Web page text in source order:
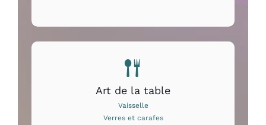
Art de la table
Vaisselle
Verres et carafes